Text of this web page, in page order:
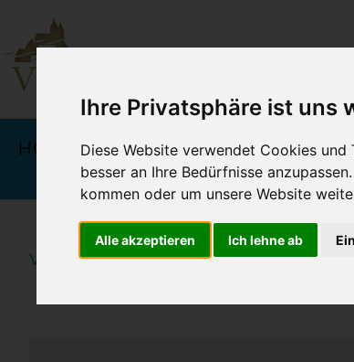
Ihre Privatsphäre ist uns
Diese Website verwendet Cookies
besser an Ihre Bedürfnisse
kommen oder um unsere Website
Alle akzeptieren Ich lehne ab
Navigation
HOTELS
ANGEBOTE &
PREISE
Vineta Hotels Usedom Home Formular